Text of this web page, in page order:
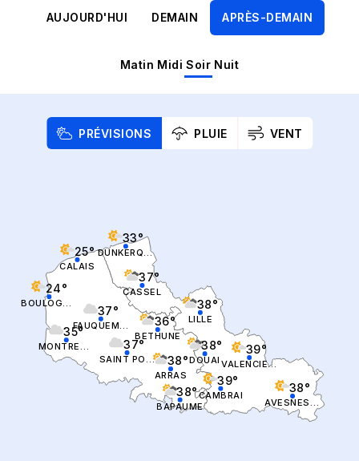
AUJOURD'HUI DEMAIN APRÈS-DEMAIN
Matin Midi Soir Nuit
PRÉVISIONS PLUIE VENT
37°
SAINT POL SUR TERNOISE
35°
MONTREUIL
37°
25°
CALAIS
24°
BOULOGNE SUR MER
36°
BETHUNE
38°
BAPAUME
38°
ARRAS
39°
VALENCIENNES
38°
LILLE
33°
DUNKERQUE
38°
DOUAI
37°
CASSEL
39°
CAMBRAI
38°
AVESNES SUR HELPE